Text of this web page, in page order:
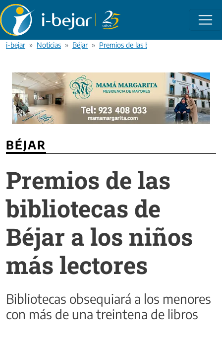
Pasar al contenido principal
i-bejar Noticias Béjar Premios de las bibliotecas de Béjar a
BÉJAR
Premios de las
bibliotecas de
Béjar a los niños
más lectores
Bibliotecas obsequiará a los menores
con más de una treintena de libros